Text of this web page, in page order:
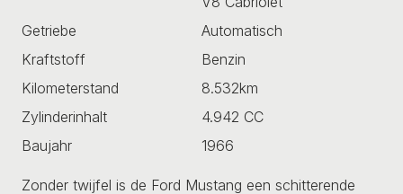
Getriebe
Automatisch
Kraftstoff
Benzin
Kilometerstand
8.532km
Zylinderinhalt
4.942 CC
Baujahr
1966
Zonder twijfel is de Ford Mustang een schitterende